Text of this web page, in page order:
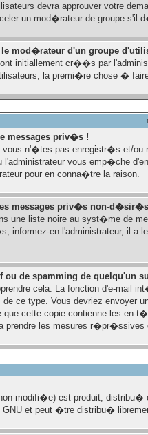
devra approuver votre
un mod�rateur de groupe s'il
mod�rateur d'un groupe
initiallement cr��s par
la premi�re chose �
messages priv�s !
: vous n'�tes pas enregistr�s et/
l'administrateur vous emp�che
pour en conna�tre la raison.
messages priv�s non-
une liste noire au syst�me de
informez-en l'administrateur, il a
de spamming de quelqu'un
cela. La fonction d'e-mail
de ce type. Vous devriez envoyer
cette copie contienne les en-
prendre les mesures r�pr�ssives
modifi�e) est produit, distribu�
et peut �tre distribu�